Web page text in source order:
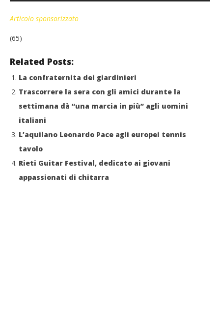
Articolo sponsorizzato
(65)
Related Posts:
La confraternita dei giardinieri
Trascorrere la sera con gli amici durante la
settimana dà “una marcia in più” agli uomini
italiani
L’aquilano Leonardo Pace agli europei tennis
tavolo
Rieti Guitar Festival, dedicato ai giovani
appassionati di chitarra